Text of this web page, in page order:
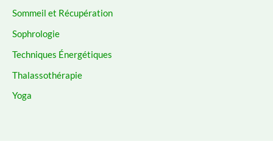
Sommeil et Récupération
Sophrologie
Techniques Énergétiques
Thalassothérapie
Yoga